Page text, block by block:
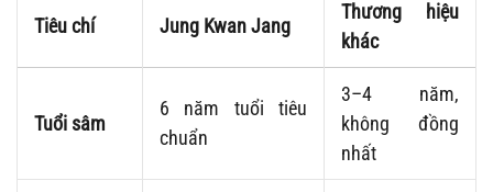
Tiêu chí Jung Kwan Jang
Thương hiệu
khác
Tuổi sâm
6 năm tuổi tiêu
chuẩn
3–4 năm,
không đồng
nhất